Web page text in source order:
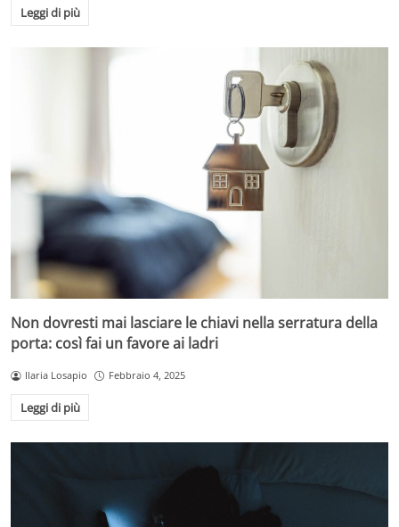
Leggi di più
Non dovresti mai lasciare le chiavi nella serratura della
porta: così fai un favore ai ladri
Ilaria Losapio Febbraio 4, 2025
Leggi di più